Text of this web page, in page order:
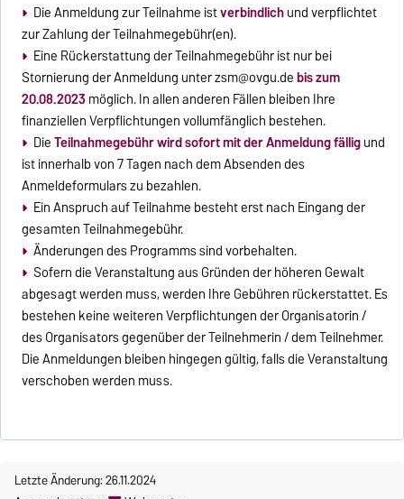
Die Anmeldung zur Teilnahme istverbindlichund verpflichtet
zur Zahlung der Teilnahmegebühr(en).
Eine Rückerstattung der Teilnahmegebühr ist nur bei
Stornierung der Anmeldung unterzsm@ovgu.debis zum
20.08.2023 möglich. In allen anderen Fällen bleiben Ihre
finanziellen Verpflichtungen vollumfänglich bestehen.
DieTeilnahmegebühr wird sofort mit der Anmeldung fälligund
ist innerhalb von 7 Tagen nach dem Absenden des
Anmeldeformulars zu bezahlen.
Ein Anspruch auf Teilnahme besteht erst nach Eingang der
gesamten Teilnahmegebühr.
Änderungen des Programms sind vorbehalten.
Sofern die Veranstaltung aus Gründen der höheren Gewalt
abgesagt werden muss, werden Ihre Gebühren rückerstattet. Es
bestehen keine weiteren Verpflichtungen der Organisatorin /
des Organisators gegenüber der Teilnehmerin / dem Teilnehmer.
Die Anmeldungen bleiben hingegen gültig, falls die Veranstaltung
verschoben werden muss.
Letzte Änderung: 26.11.2024